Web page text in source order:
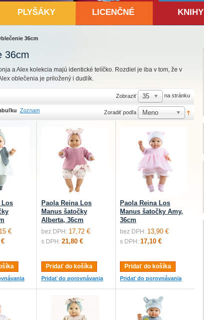
PLYŠÁKY LICENČNÉ KNIHY
36cm
36cm
a Alex kolekcia majú identické telíčko. Rozdiel je iba v tom, že v
oblečenia je priložený i dudlík.
Zobraziť 35 na stránku
Zoznam Zoradiť podľa Meno
Los
€
Paola Reina Los
Manus šatočky
Alberta, 36cm
bez DPH: 17,72 €
s DPH: 21,80 €
Pridať do košíka
Pridať do porovnávania
Paola Reina Los
Manus šatočky Amy,
36cm
bez DPH: 13,90 €
s DPH: 17,10 €
Pridať do košíka
Pridať do porovnávania